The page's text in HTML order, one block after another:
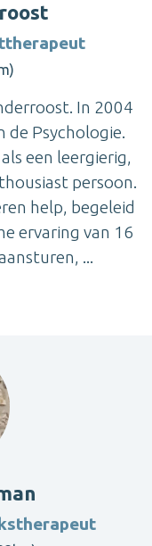
In 2004
de Psychologie.
een leergierig,
persoon.
help, begeleid
ervaring van 16
...